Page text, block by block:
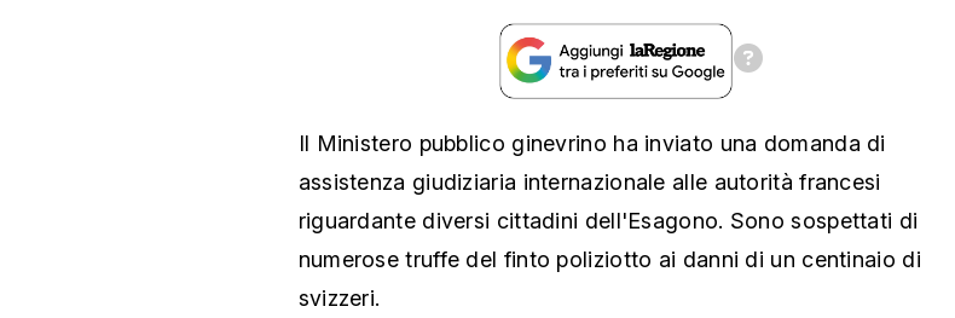
Il Ministero pubblico ginevrino ha inviato una domanda di
assistenza giudiziaria internazionale alle autorità francesi
riguardante diversi cittadini dell'Esagono. Sono sospettati di
numerose truffe del finto poliziotto ai danni di un centinaio di
svizzeri.